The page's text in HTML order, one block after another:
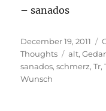
– sanados
Posted
on
December 19, 2011
Thoughts
Tags
alt,
sanados,schmerz,Tr,
Wunsch